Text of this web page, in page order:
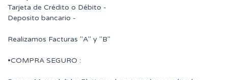
Tarjeta de Crédito o Débito -
Deposito bancario -
Realizamos Facturas "A" y "B"
•COMPRA SEGURO :